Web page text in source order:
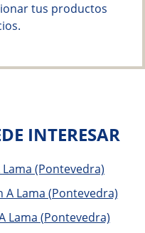
tus productos
INTERESAR
(Pontevedra)
A Lama (Pontevedra)
Lama (Pontevedra)